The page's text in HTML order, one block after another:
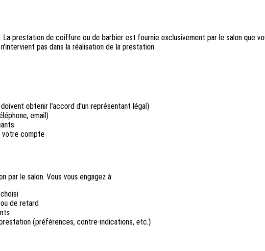
La prestation de coiffure ou de barbier est fournie exclusivement par le salon
pas dans la réalisation de la prestation.
doivent obtenir l'accord d'un représentant légal)
email)
votre compte
par le salon. Vous vous engagez à:
de retard
(préférences, contre-indications, etc.)